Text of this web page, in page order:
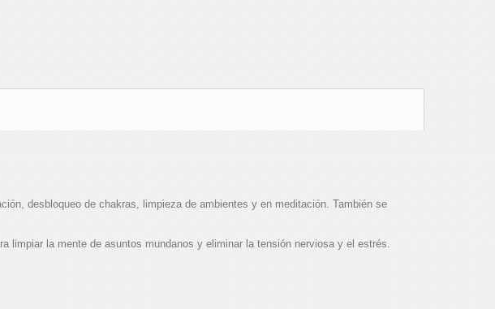
desbloqueo de chakras, limpieza de ambientes y en meditación. También se
limpiar la mente de asuntos mundanos y eliminar la tensión nerviosa y el estrés.